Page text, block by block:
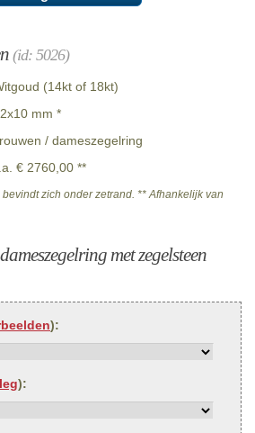
(id: 5026)
(14kt of 18kt)
mm *
/ dameszegelring
€ 2760,00 **
zich onder zetrand. ** Afhankelijk van
met zegelsteen
):
):